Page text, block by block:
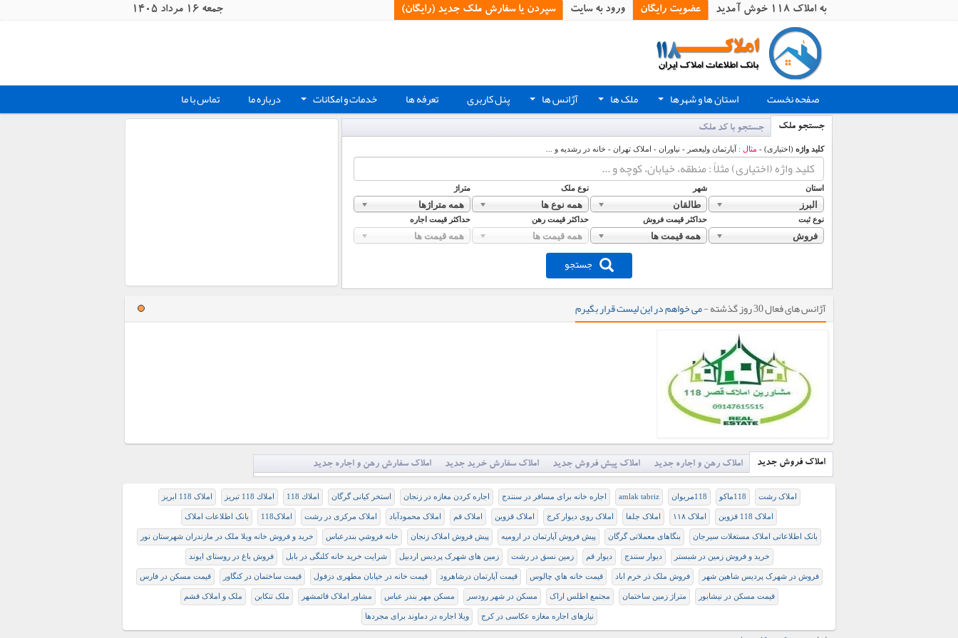
به املاک 118 خوش آمدید عضویت رایگان ورود به سایت سپردن یا سفارش ملک جدید (رایگان)‏ جمعه 16 مرداد 1405
صفحه نخست + استان ها و شهرها + ملک ها + آژانس ها پنل کاربری تعرفه ها + خدمات و امکانات درباره ما تماس با ما
جستجو ملک جستجو با کد ملک
کلید واژه (اختیاری) - مثال : آپارتمان ولیعصر - نیاوران - املاک تهران - خانه در رشدیه و ...
استان شهر نوع ملک متراژ
البرز طالقان همه نوع ها همه متراژها
نوع ثبت حداکثر قیمت فروش حداکثر قیمت رهن حداکثر قیمت اجاره
فروش همه قیمت ها همه قیمت ها همه قیمت ها
جستجو
آژانس های فعال 30 روز گذشته - می خواهم در این لیست قرار بگیرم
املاک فروش جدید املاک رهن و اجاره جدید املاک پیش فروش جدید املاک سفارش خرید جدید املاک سفارش رهن و اجاره جدید
املاک رشت 118ماکو 118مریوان amlak tabriz اجاره خانه برای مسافر در سنندج اجاره کردن مغازه در زنجان استخر کیانی گرگان املاك 118 املاك 118 تبريز املاک 118 ابریز
املاک 118 قزوین املاک ۱۱۸ املاک جلفا املاک روی دیوار کرج املاک قزوین املاک قم املاک محمودآباد املاک مرکزی در رشت املاک118 بانک اطلاعات املاک
بانک اطلاعاتی املاک مستغلات سیرجان بنگاهای معملاتی گرگان پيش فروش آپارتمان در اروميه پیش فروش املاک زنجان خانه فروشي بندرعباس خرید و فروش خانه ویلا ملک در مازندران شهرستان نور
خرید و فروش زمین در شبستر دیوار سنندج دیوار قم زمین نسق در رشت زمین های شهرک پردیس اردبیل شرایت خرید خانه کلنگی در بابل فروش باغ در روستای ایوند
فروش در شهرک پردیس شاهین شهر فروش ملک ذر خرم اباد قيمت خانه هاي چالوس قیمت آپارتمان درشاهرود قیمت خانه در خیابان مطهری دزفول قیمت ساختمان در کنگاور قیمت مسکن در فارس
قیمت مسکن در نیشابور متراژ زمین ساختمان مجتمع اطلس اراک مسکن در شهر رودسر مسکن مهر بندر عباس مشاور املاک قائمشهر ملک تنکابن ملک و املاک قشم
نیازهای اجاره مغازه عکاسی در کرج ویلا اجاره در دماوند برای مجردها